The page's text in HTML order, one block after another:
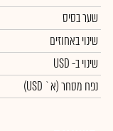
שער בסיס
שינוי באחוזים
שינויב- USD
נפח מסחר(א` USD)